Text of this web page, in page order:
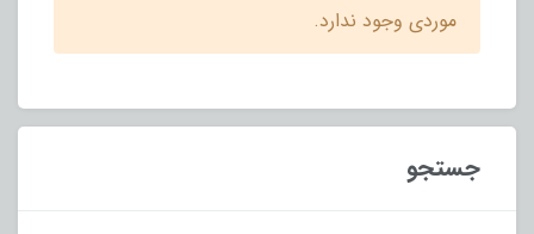
موردی وجود ندارد.
جستجو